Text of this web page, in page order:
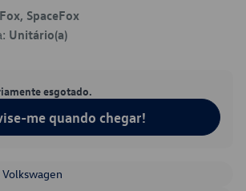
Fox, SpaceFox
Unitário(a)
esgotado.
me quando chegar!